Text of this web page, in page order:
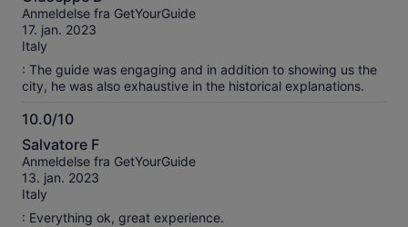
ud
af
10
Anmeldelse fra GetYourGuide
17. jan. 2023
Italy
: The guide was engaging and in addition to showing us the
city, he was also exhaustive in the historical explanations.
10.0/10
10.0
ud
af
10
Salvatore F
Anmeldelse fra GetYourGuide
13. jan. 2023
Italy
: Everything ok, great experience.